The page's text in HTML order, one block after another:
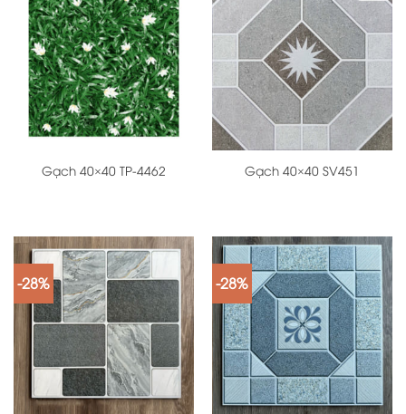
Gạch 40×40 TP-4462 Gạch 40×40 SV451
-28% -28%